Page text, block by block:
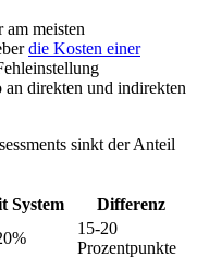
am meisten
die Kosten einer
direkten und indirekten
sinkt der Anteil
System
Differenz
15-20
Prozentpunkte